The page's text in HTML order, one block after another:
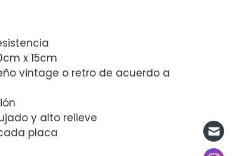
x 15cm
vintage o retro de acuerdo a
y alto relieve
placa